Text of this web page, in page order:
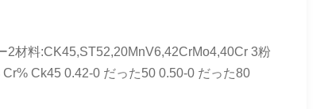
2材料:CK45,ST52,20MnV6,42CrMo4,40Cr 3粉
Ck45 0.42-0 だった50 0.50-0 だった80